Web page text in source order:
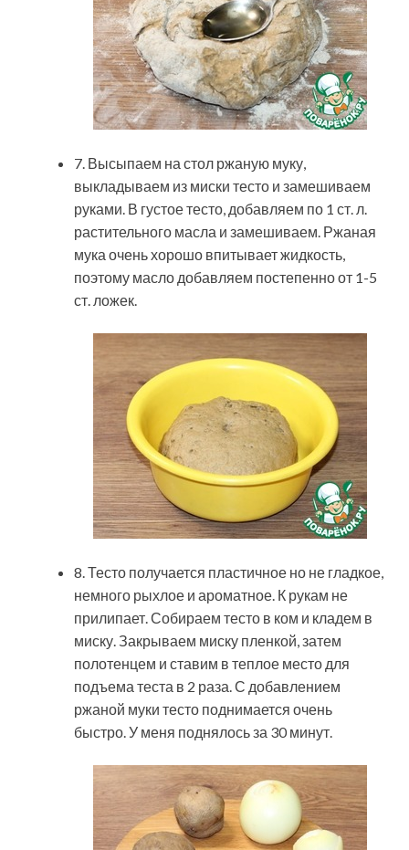
7. Высыпаем на стол ржаную муку,
выкладываем из миски тесто и замешиваем
руками. В густое тесто, добавляем по 1 ст. л.
растительного масла и замешиваем. Ржаная
мука очень хорошо впитывает жидкость,
поэтому масло добавляем постепенно от 1-5
ст. ложек.
8. Тесто получается пластичное но не гладкое,
немного рыхлое и ароматное. К рукам не
прилипает. Собираем тесто в ком и кладем в
миску. Закрываем миску пленкой, затем
полотенцем и ставим в теплое место для
подъема теста в 2 раза. С добавлением
ржаной муки тесто поднимается очень
быстро. У меня поднялось за 30 минут.